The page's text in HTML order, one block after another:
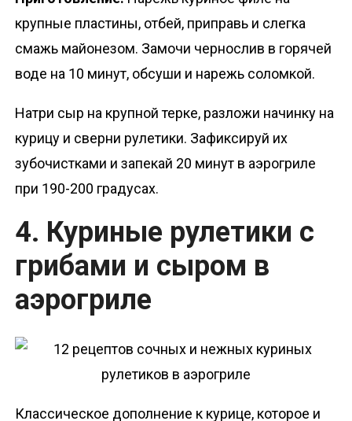
крупные пластины, отбей, приправь и слегка
смажь майонезом. Замочи чернослив в горячей
воде на 10 минут, обсуши и нарежь соломкой.
Натри сыр на крупной терке, разложи начинку на
курицу и сверни рулетики. Зафиксируй их
зубочистками и запекай 20 минут в аэрогриле
при 190-200 градусах.
4. Куриные рулетики с
грибами и сыром в
аэрогриле
Классическое дополнение к курице, которое и